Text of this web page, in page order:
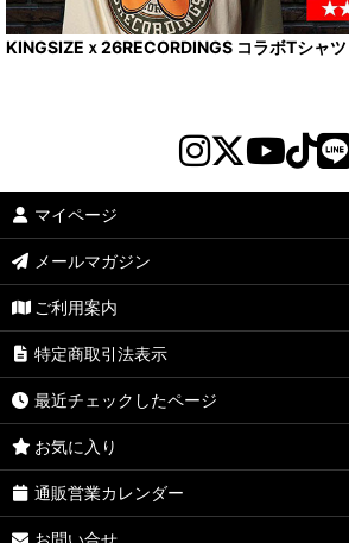
KINGSIZEｘ26RECORDINGS コラボTシャ
マイページ
メールマガジン
ご利用案内
特定商取引法表示
最近チェックしたページ
お気に入り
通販営業カレンダー
お問い合せ